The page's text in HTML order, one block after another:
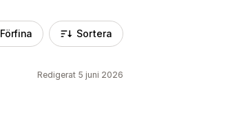
Förfina Sortera
Redigerat 5 juni 2026